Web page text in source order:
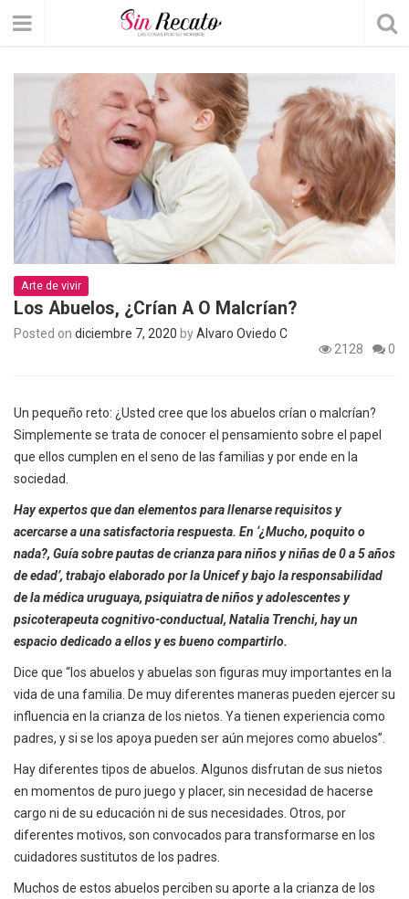
Arte de vivir
Los Abuelos, ¿Crían A O Malcrían?
Posted on diciembre 7, 2020 byÁlvaro Oviedo C
2128
0
Un pequeño reto: ¿Usted cree que los abuelos crían o malcrían?
Simplemente se trata de conocer el pensamiento sobre el papel
que ellos cumplen en el seno de las familias y por ende en la
sociedad.
Hay expertos que dan elementos para llenarse requisitos y
acercarse a una satisfactoria respuesta. En ‘¿Mucho, poquito o
nada?, Guía sobre pautas de crianza para niños y niñas de 0 a 5 años
de edad’, trabajo elaborado por la Unicef y bajo la responsabilidad
de la médica uruguaya, psiquiatra de niños y adolescentes y
psicoterapeuta cognitivo-conductual, Natalia Trenchi, hay un
espacio dedicado a ellos y es bueno compartirlo.
Dice que “los abuelos y abuelas son figuras muy importantes en la
vida de una familia. De muy diferentes maneras pueden ejercer su
influencia en la crianza de los nietos. Ya tienen experiencia como
padres, y si se los apoya pueden ser aún mejores como abuelos”.
Hay diferentes tipos de abuelos. Algunos disfrutan de sus nietos
en momentos de puro juego y placer, sin necesidad de hacerse
cargo ni de su educación ni de sus necesidades. Otros, por
diferentes motivos, son convocados para transformarse en los
cuidadores sustitutos de los padres.
Muchos de estos abuelos perciben su aporte a la crianza de los